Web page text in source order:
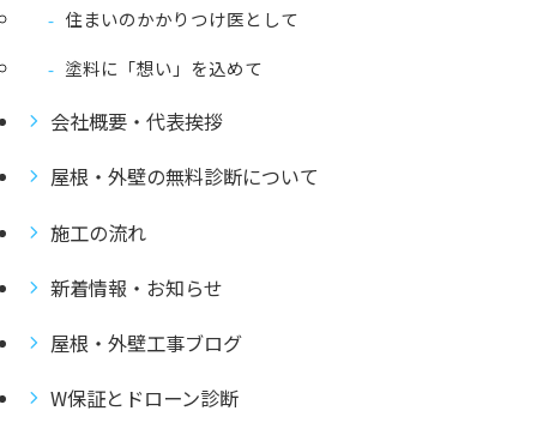
住まいのかかりつけ医として
塗料に「想い」を込めて
会社概要・代表挨拶
屋根・外壁の無料診断について
施工の流れ
新着情報・お知らせ
屋根・外壁工事ブログ
W保証とドローン診断